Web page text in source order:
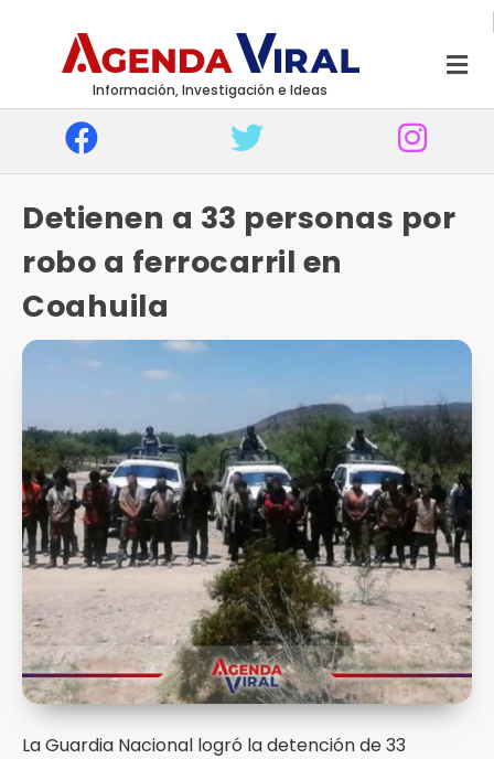
Información, Investigación e Ideas
Detienen a 33 personas por
robo a ferrocarril en
Coahuila
La Guardia Nacional logró la detención de 33